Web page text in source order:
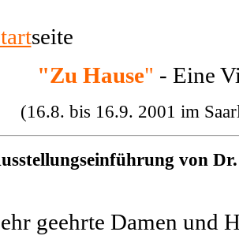
"Zu Hause" - Eine
(16.8. bis 16.9. 2001 im
von
geehrte Damen und